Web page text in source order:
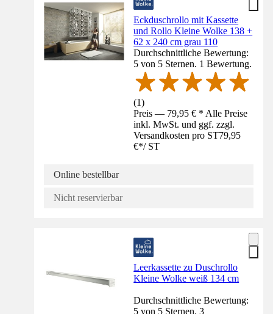
Eckduschrollo mit Kassette
und Rollo Kleine Wolke 138 +
62 x 240 cm grau 110
Durchschnittliche Bewertung:
5 von 5 Sternen. 1 Bewertung.
(1)
Preis — 79,95 € * Alle Preise
inkl. MwSt. und ggf. zzgl.
Versandkosten pro ST79,95
€*/ ST
Online bestellbar
Nicht reservierbar
Leerkassette zu Duschrollo
Kleine Wolke weiß 134 cm
Durchschnittliche Bewertung:
5 von 5 Sternen. 3